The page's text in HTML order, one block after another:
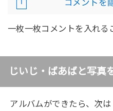
一枚一枚コメントを入れ
じいじ・ばあばと写真
アルバムができたら、次